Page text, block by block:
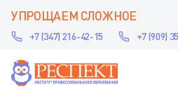
УПРОЩАЕМ СЛОЖНОЕ
+7 (347) 216-42-15 +7 (909)